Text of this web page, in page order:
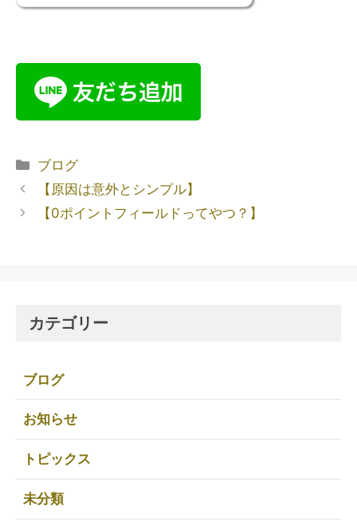
ブログ
【原因は意外とシンプル】
【0ポイントフィールドってやつ？】
カテゴリー
ブログ
お知らせ
トピックス
未分類